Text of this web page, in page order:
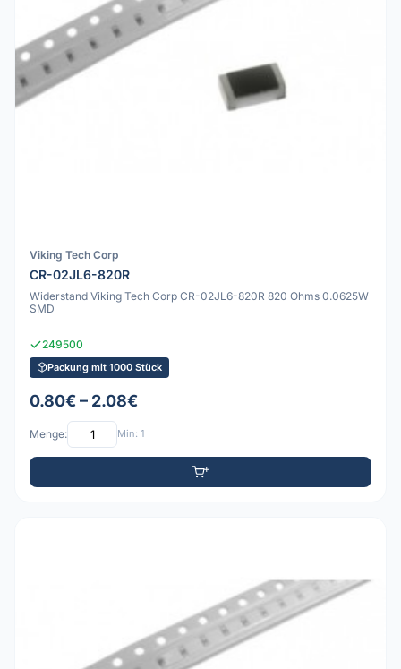
Viking Tech Corp
CR-02JL6-820R
Widerstand Viking Tech Corp CR-02JL6-820R 820 Ohms 0.0625W
SMD
249500
Packung mit 1000 Stück
0.80€ – 2.08€
Menge: Min: 1